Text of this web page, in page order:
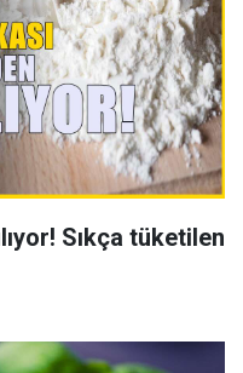
Sıkça tüketilen